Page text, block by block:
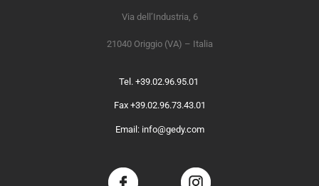
Via dell’Industria, 6
21040 Origgio (VA) – Italia
Tel. +39.02.96.95.01
Fax +39.02.96.73.43.01
Email: info@gedy.com